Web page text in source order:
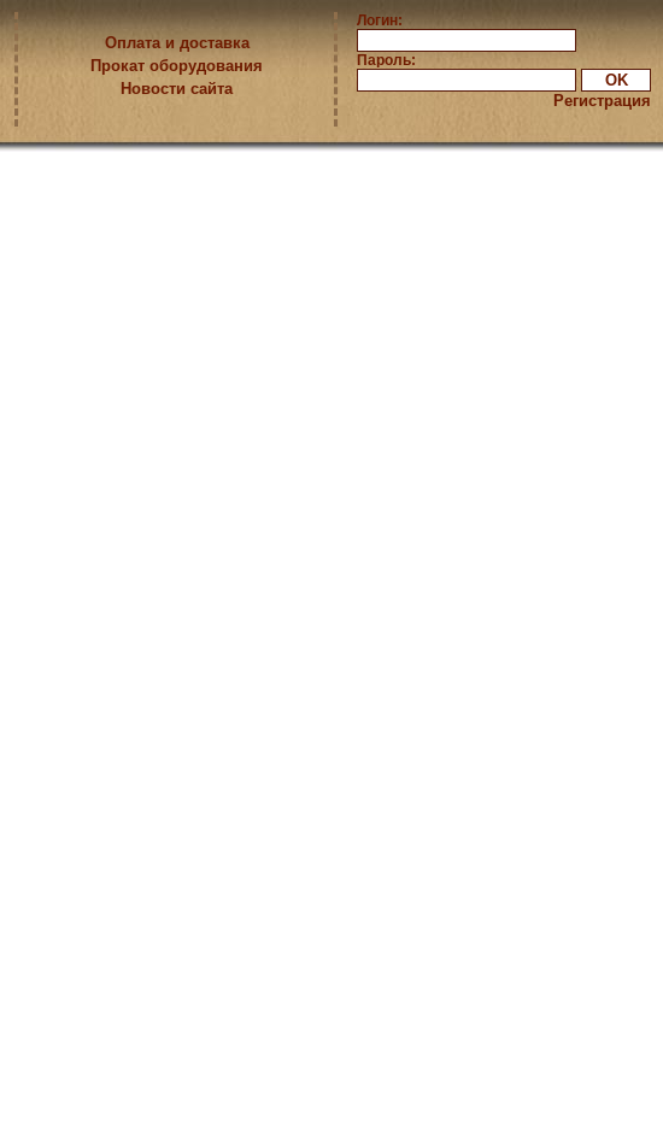
Оплата и доставка
Прокат оборудования
Новости сайта
Логин:
Пароль:
Регистрация